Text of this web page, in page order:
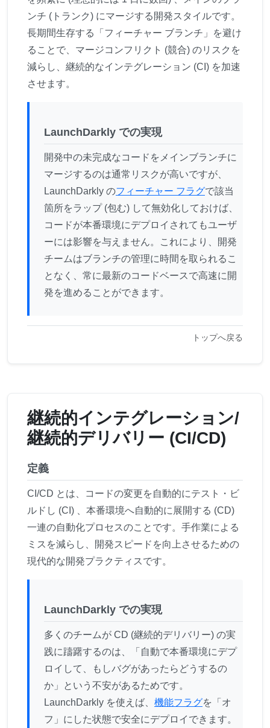
ンチ (トランク) にマージする開発スタイルです。
長期間生存する「フィーチャー ブランチ」を避け
ることで、マージコンフリクト (競合) のリスクを
減らし、継続的なインテグレーション (CI) を加速
させます。
LaunchDarkly での実現
開発中の未完成なコードをメインブランチに
マージするのは通常リスクが高いですが、
LaunchDarkly のフィーチャー フラグで該当
箇所をラップ (包む) して無効化しておけば、
コードが本番環境にデプロイされてもユーザ
ーには影響を与えません。これにより、開発
チームはブランチの管理に時間を取られるこ
となく、常に最新のコードベースで高速に開
発を進めることができます。
トップへ戻る
継続的インテグレーション/
継続的デリバリー (CI/CD)
定義
CI/CD とは、コードの変更を自動的にテスト・ビ
ルドし (CI) 、本番環境へ自動的に展開する (CD)
一連の自動化プロセスのことです。手作業による
ミスを減らし、開発スピードを向上させるための
現代的な開発プラクティスです。
LaunchDarkly での実現
多くのチームが CD (継続的デリバリー) の実
践に躊躇するのは、「自動で本番環境にデプ
ロイして、もしバグがあったらどうするの
か」という不安があるためです。
LaunchDarkly を使えば、 機能フラグを「オ
フ」にした状態で安全にデプロイできます。